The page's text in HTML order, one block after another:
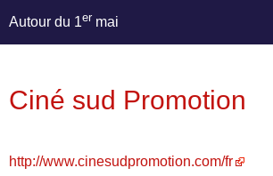
Autour du 1er mai
Ciné sud Promotion
http://www.cinesudpromotion.com/fr